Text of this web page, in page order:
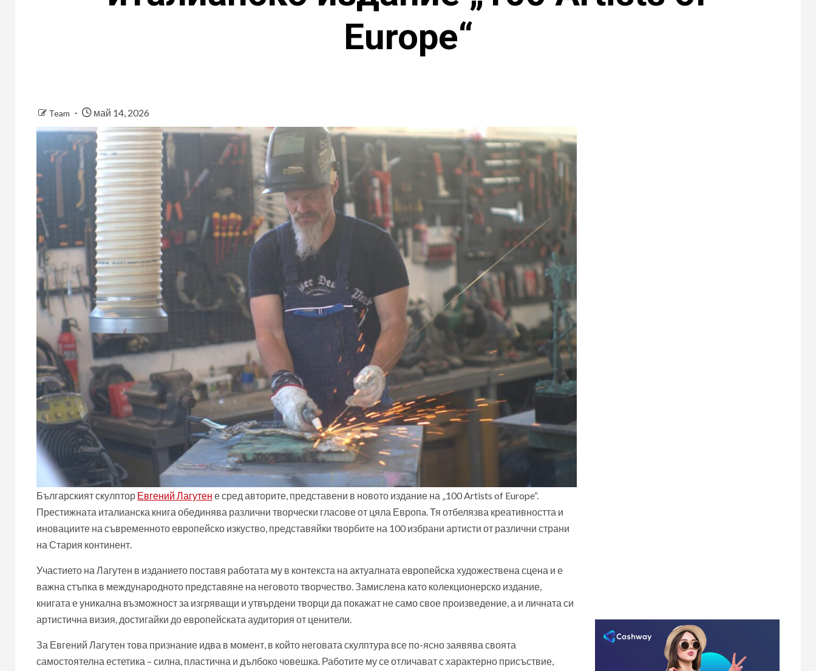
Europe“
Team май 14, 2026
Българският скулптор Евгений Лагутен е сред авторите, представени в новото издание на „100 Artists of Europe“.
Престижната италианска книга обединява различни творчески гласове от цяла Европa. Тя отбелязва креативността и
иновациите на съвременното европейско изкуство, представяйки творбите на 100 избрани артисти от различни страни
на Стария континент.
Участието на Лагутен в изданието поставя работата му в контекста на актуалната европейска художествена сцена и е
важна стъпка в международното представяне на неговото творчество. Замислена като колекционерско издание,
книгата е уникална възможност за изгряващи и утвърдени творци да покажат не само свое произведение, а и личната си
артистична визия, достигайки до европейската аудитория от ценители.
За Евгений Лагутен това признание идва в момент, в който неговата скулптура все по-ясно заявява своята
самостоятелна естетика – силна, пластична и дълбоко човешка. Работите му се отличават с характерно присъствие,